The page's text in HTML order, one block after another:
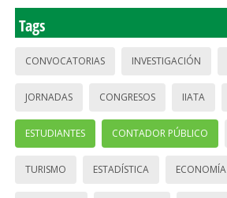
Tags
CONVOCATORIAS INVESTIGACIÓN
JORNADAS CONGRESOS IIATA
ESTUDIANTES CONTADOR PÚBLICO
TURISMO ESTADÍSTICA ECONOMÍA